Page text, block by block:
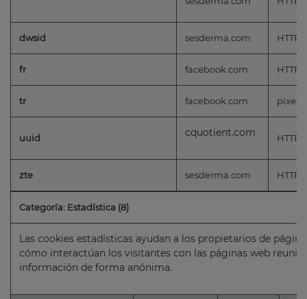
dwsid sesderma.com HTTP
fr facebook.com HTTP
tr facebook.com pixel
uuid cquotient.com HTTP
zte sesderma.com HTTP
Categoría: Estadística (8)
Las cookies estadísticas ayudan a los propietarios de
cómo interactúan los visitantes con las páginas web
información de forma anónima.